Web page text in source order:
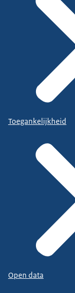
Toegankelijkheid
Open data